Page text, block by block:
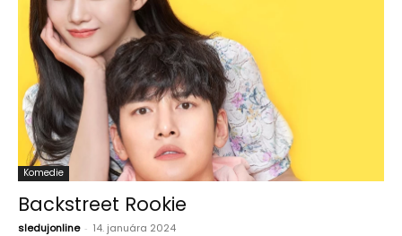
Komedie
Backstreet Rookie
sledujonline - 14. januára 2024